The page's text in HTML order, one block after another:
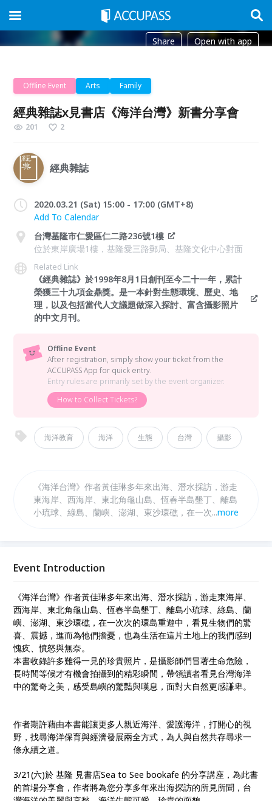
Share Open with app
Offline Event Arts Family
經典雜誌x見書店《海洋台灣》新書分享會
201 2
經典雜誌
2020.03.21 (Sat) 15:00 - 17:00 (GMT+8)
Add To Calendar
台灣基隆市仁愛區仁二路236號1樓
位於東岸廣場1樓，基隆愛三路郵局、基隆文化中心對面
Related Link
《經典雜誌》於1998年8月1日創刊至今二十一年，累計
榮獲三十九項金鼎獎。是一本針對生態環境、歷史、地
理，以及包括當代人文議題做深入探討、富含攝影照片
的中文月刊。
Offline Event
After registration, simply show your ticket from the
ACCUPASS App for quick entry.
Entry rules are primarily set by the event organizer.
How to Collect Tickets?
海洋教育 海洋 生態 台灣 攝影
《海洋台灣》作者黃佳琳多年來出海、潛水採訪，游走
東海岸、西海岸、東北角龜山島、恆春半島墾丁、離島
小琉球、綠島、蘭嶼、澎湖、東沙環礁，在一次次的環
攝影師們冒著生命危險，長時間等候才有機會拍攝到的
...more
Event Introduction
《海洋台灣》作者黃佳琳多年來出海、潛水採訪，游走東海岸、
西海岸、東北角龜山島、恆春半島墾丁、離島小琉球、綠島、蘭
嶼、澎湖、東沙環礁，在一次次的環島重遊中，看見生物們的驚
喜、震撼，進而為牠們擔憂，也為生活在這片土地上的我們感到
愧疚、憤怒與無奈。
本書收錄許多難得一見的珍貴照片，是攝影師們冒著生命危險，
長時間等候才有機會拍攝到的精彩瞬間，帶領讀者看見台灣海洋
中的驚奇之美，感受島嶼的驚豔與嘆息，面對大自然更感謙卑。
作者期許藉由本書能讓更多人親近海洋、愛護海洋，打開心的視
野，找尋海洋保育與經濟發展兩全方式，為人與自然共存尋求一
條永續之道。
3/21(六)於 基隆 見書店Sea to See bookafe 的分享講座，為此書
的首場分享會，作者將為您分享多年來出海探訪的所見所聞，台